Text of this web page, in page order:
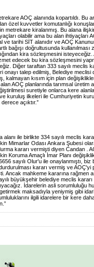
AOÇ alanında kopartıldı. Bu
özel kuvvetler komutanlığı
metrekare kiralanmış. Bu alana
olabilir ama bu alan ihtiyaçları
tarihi SİT alanıdır ve AOÇ
bağışı doğrultusunda kullanılması
kira sözleşmesini isteyeceğiz.
edecek bu kira sözleşmesini
Diğer taraftan 333 sayılı meclis
onayı talep edilmiş, Belediye meclisi
kalmayan kısım için plan
AOÇ planlarında tarımsal üretim
suretiyle onlarca kere
kuruluş ilkeleri ile Cumhuriyetin
açıktır.”
ile birlikte 334 sayılı meclis
Mimarlar Odası Ankara Şubesi
kararı vermişti diyen Candan .
Koruma Amaçlı İmar Planı
sayılı Olur'u ile onaylanmıştı, biz
kararı vermiş ve AOÇ'yi
Ancak mahkeme kararına rağmen
büyükşehir belediye meclis
İdarelerin asli sorumluluğu
maksadıyla yeniymiş gibi
ilgili idarelere bir kere